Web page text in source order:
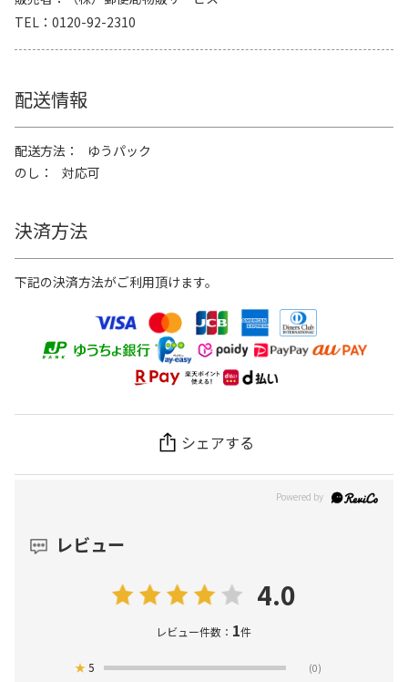
TEL
0120-92-2310
配送情報
配送方法
ゆうパック
のし
対応可
決済方法
下記の決済方法がご利用頂けます。
シェアする
レビュー
4.0
レビュー件数： 1件
★5 (0)